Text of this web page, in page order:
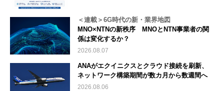
＜連載＞6G時代の新・業界地図
MNO×NTNの新秩序 MNOとNTN事業者の関
係は変化するか？
2026.08.07
ANAがエクイニクスとクラウド接続を刷新、
ネットワーク構築期間が数カ月から数週間へ
2026.08.06